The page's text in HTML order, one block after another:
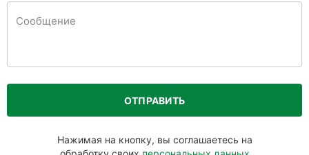
ОТПРАВИТЬ
Нажимая на кнопку, вы соглашаетесь на